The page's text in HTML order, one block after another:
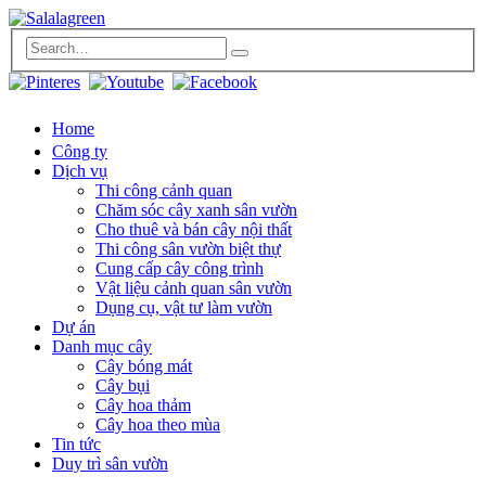
Home
Công ty
Dịch vụ
Thi công cảnh quan
Chăm sóc cây xanh sân vườn
Cho thuê và bán cây nội thất
Thi công sân vườn biệt thự
Cung cấp cây công trình
Vật liệu cảnh quan sân vườn
Dụng cụ, vật tư làm vườn
Dự án
Danh mục cây
Cây bóng mát
Cây bụi
Cây hoa thảm
Cây hoa theo mùa
Tin tức
Duy trì sân vườn